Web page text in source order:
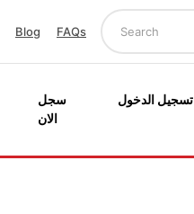
Blog FAQs
سجل
الان
تسجيل الدخول